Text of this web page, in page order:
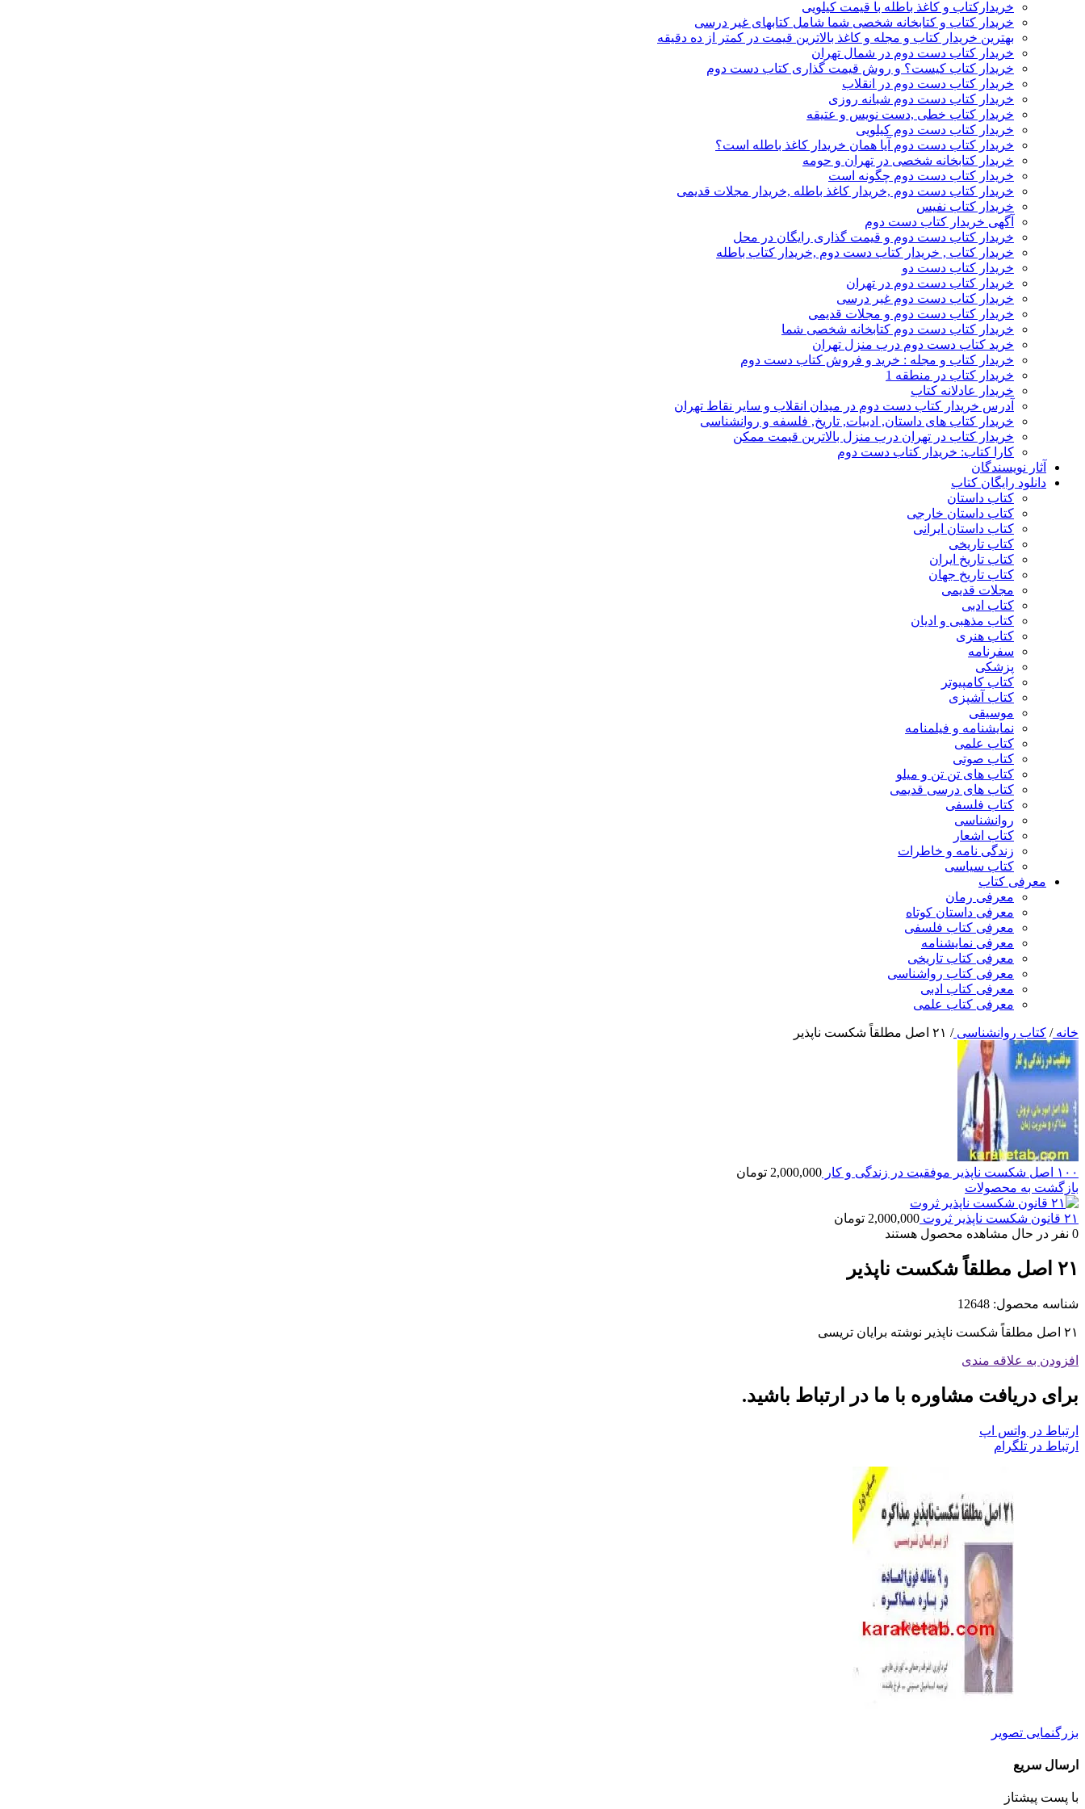
خریدارکتاب و کاغذ باطله با قیمت کیلویی
خریدار کتاب و کتابخانه شخصی شما شامل کتابهای غیر درسی
بهترین خریدار کتاب و مجله و کاغذ بالاترین قیمت در کمتر از ده دقیقه
خریدار کتاب دست دوم در شمال تهران
خریدار کتاب کیست؟ و روش قیمت گذاری کتاب دست دوم
خریدار کتاب دست دوم در انقلاب
خریدار کتاب دست دوم شبانه روزی
خریدار کتاب خطی ,دست نویس و عتیقه
خریدار کتاب دست دوم کیلویی
خریدار کتاب دست دوم آیا همان خریدار کاغذ باطله است؟
خریدار کتابخانه شخصی در تهران و حومه
خریدار کتاب دست دوم چگونه است
خریدار کتاب دست دوم ,خریدار کاغذ باطله ,خریدار مجلات قدیمی
خریدار کتاب نفیس
آگهی خریدار کتاب دست دوم
خریدار کتاب دست دوم و قیمت گذاری رایگان در محل
خریدار کتاب , خریدار کتاب دست دوم ,خریدار کتاب باطله
خریدار کتاب دست دو
خریدار کتاب دست دوم در تهران
خریدار کتاب دست دوم غیر درسی
خریدار کتاب دست دوم و مجلات قدیمی
خریدار کتاب دست دوم کتابخانه شخصی شما
خرید کتاب دست دوم درب منزل تهران
خریدار کتاب و مجله : خرید و فروش کتاب دست دوم
خریدار کتاب در منطقه 1
خریدار عادلانه کتاب
آدرس خریدار کتاب دست دوم در میدان انقلاب و سایر نقاط تهران
خریدار کتاب های داستان, ادبیات, تاریخ, فلسفه و روانشناسی
خریدار کتاب در تهران درب منزل بالاترین قیمت ممکن
کارا کتاب: خریدار کتاب دست دوم
آثار نویسندگان
دانلود رایگان کتاب
کتاب داستان
کتاب داستان خارجی
کتاب داستان ایرانی
کتاب تاریخی
کتاب تاریخ ایران
کتاب تاریخ جهان
مجلات قدیمی
کتاب ادبی
کتاب مذهبی و ادیان
کتاب هنری
سفرنامه
پزشکی
کتاب کامپیوتر
کتاب آشپزی
موسیقی
نمایشنامه و فیلمنامه
کتاب علمی
کتاب صوتی
کتاب های تن تن و میلو
کتاب های درسی قدیمی
کتاب فلسفی
روانشناسی
کتاب اشعار
زندگی نامه و خاطرات
کتاب سیاسی
معرفی کتاب
معرفی رمان
معرفی داستان کوتاه
معرفی کتاب فلسفی
معرفی نمایشنامه
معرفی کتاب تاریخی
معرفی کتاب رواشناسی
معرفی کتاب ادبی
معرفی کتاب علمی
خانه/ کتاب روانشناسی/ ۲۱ اصل مطلقاً شکست ناپذیر
۱۰۰ اصل شکست ناپذیر موفقیت در زندگی و کار 2,000,000 تومان
بازگشت به محصولات
۲۱ قانون شکست ناپذیر ثروت 2,000,000 تومان
0 نفر در حال مشاهده محصول هستند
۲۱ اصل مطلقاً شکست ناپذیر
شناسه محصول: 12648
۲۱ اصل مطلقاً شکست ناپذیر نوشته برایان تریسی
افزودن به علاقه مندی
برای دریافت مشاوره با ما در ارتباط باشید.
ارتباط در واتس اپ
ارتباط در تلگرام
بزرگنمایی تصویر
ارسال سریع
با پست پیشتاز